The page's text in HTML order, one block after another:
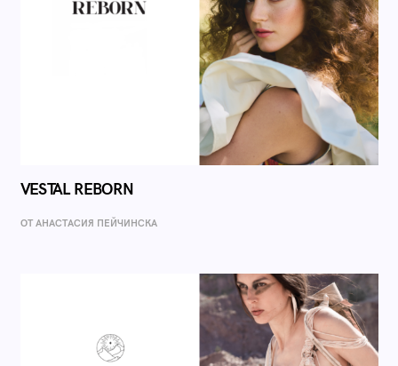
VESTAL REBORN
ОТ AНАСТАСИЯ ПЕЙЧИНСКА